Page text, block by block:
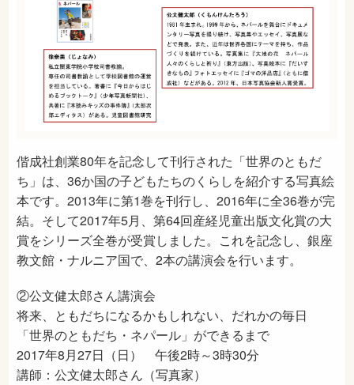
偕成社創業80年を記念して刊行された「世界のともだ
ち」は、36か国の子どもたちのくらしを紹介する写真絵
本です。2013年に第1巻を刊行し、2016年に全36巻が完
結。そして2017年5月、第64回産経児童出版文化賞の大
賞をシリーズ全巻が受賞しました。これを記念し、銀座
教文館・ナルニア国で、2本の講演会を行います。
②公文健太郎さん講演会
将来、ともだちになるかもしれない、だれかの毎日
「世界のともだち・ネパール」ができるまで
2017年8月27日（日） 午後2時～3時30分
講師：公文健太郎さん（写真家）